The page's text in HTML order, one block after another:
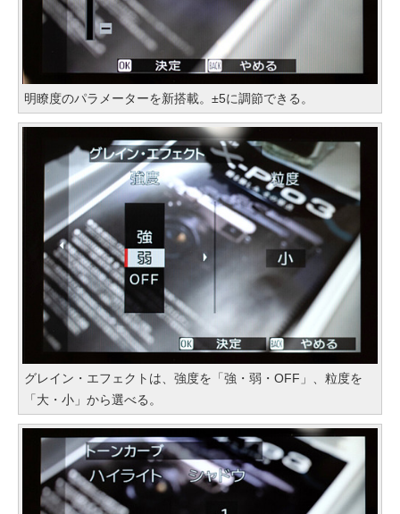
明瞭度のパラメーターを新搭載。±5に調節できる。
グレイン・エフェクトは、強度を「強・弱・OFF」、粒度を
「大・小」から選べる。